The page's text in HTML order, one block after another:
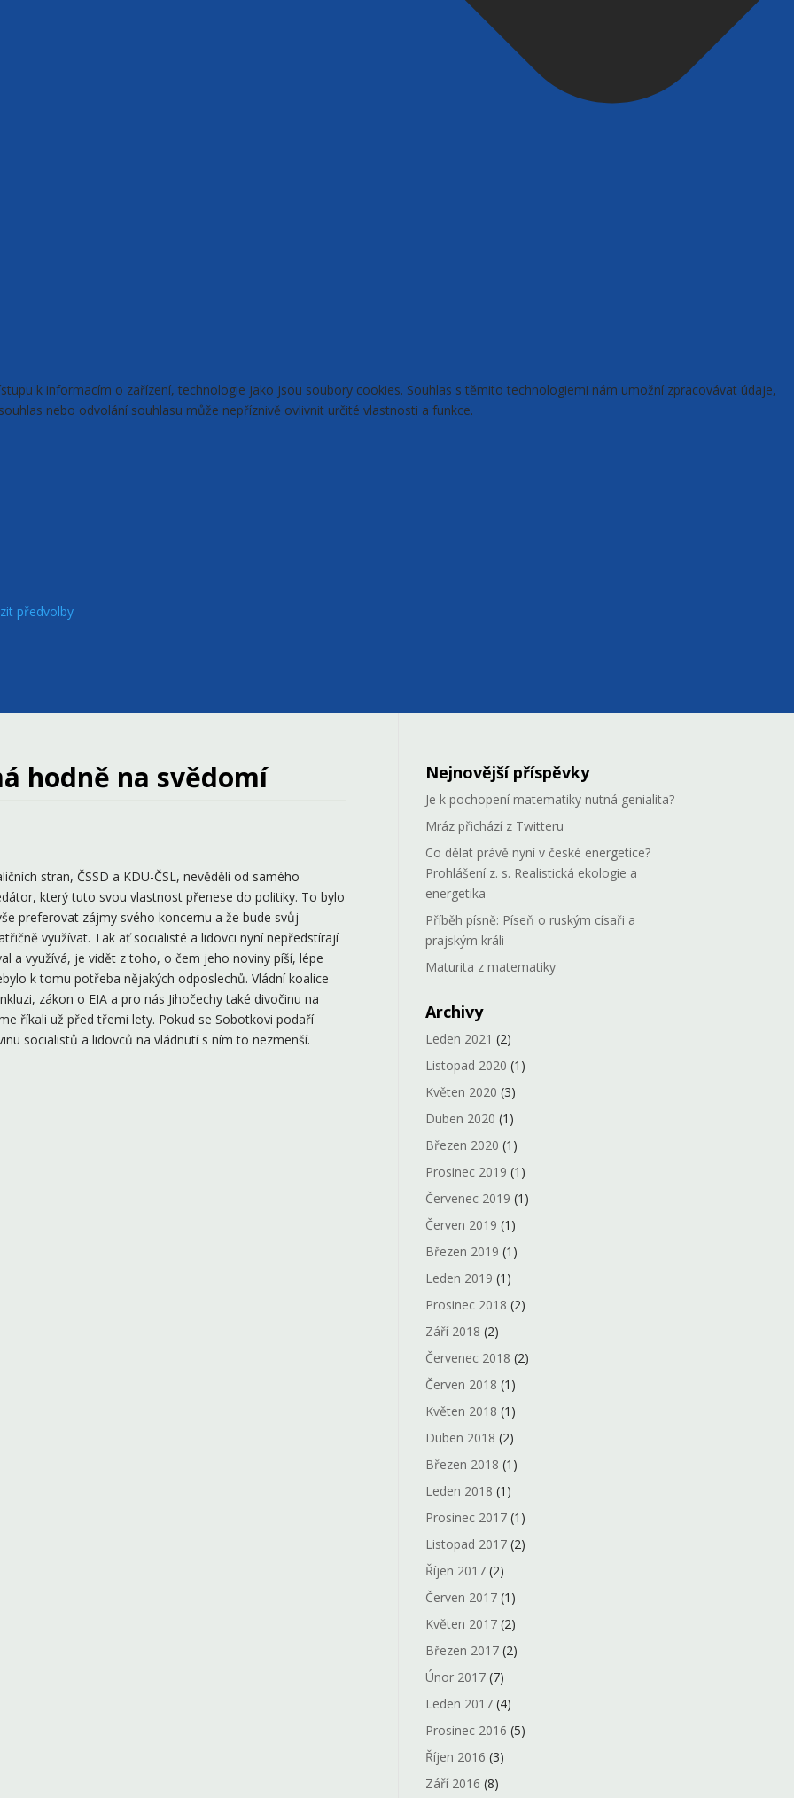
k informacím o zařízení, technologie jako jsou soubory cookies. Souhlas s těmito technologiemi nám umožní zpracovávat údaje,
nebo odvolání souhlasu může nepříznivě ovlivnit určité vlastnosti a funkce.
předvolby
hodně na svědomí
stran, ČSSD a KDU-ČSL, nevěděli od samého
který tuto svou vlastnost přenese do politiky. To bylo
preferovat zájmy svého koncernu a že bude svůj
využívat. Tak ať socialisté a lidovci nyní nepředstírají
a využívá, je vidět z toho, o čem jeho noviny píší, lépe
k tomu potřeba nějakých odposlechů. Vládní koalice
zákon o EIA a pro nás Jihočechy také divočinu na
říkali už před třemi lety. Pokud se Sobotkovi podaří
socialistů a lidovců na vládnutí s ním to nezmenší.
Nejnovější příspěvky
Je k pochopení matematiky nutná genialita?
Mráz přichází z Twitteru
Co dělat právě nyní v české energetice?
Prohlášení z. s. Realistická ekologie a
energetika
Příběh písně: Píseň o ruským císaři a
prajským králi
Maturita z matematiky
Archivy
Leden 2021 (2)
Listopad 2020 (1)
Květen 2020 (3)
Duben 2020 (1)
Březen 2020 (1)
Prosinec 2019 (1)
Červenec 2019 (1)
Červen 2019 (1)
Březen 2019 (1)
Leden 2019 (1)
Prosinec 2018 (2)
Září 2018 (2)
Červenec 2018 (2)
Červen 2018 (1)
Květen 2018 (1)
Duben 2018 (2)
Březen 2018 (1)
Leden 2018 (1)
Prosinec 2017(1)
Listopad 2017(2)
Říjen 2017(2)
Červen 2017(1)
Květen 2017(2)
Březen 2017(2)
Únor 2017(7)
Leden 2017(4)
Prosinec 2016 (5)
Říjen 2016 (3)
Září 2016 (8)